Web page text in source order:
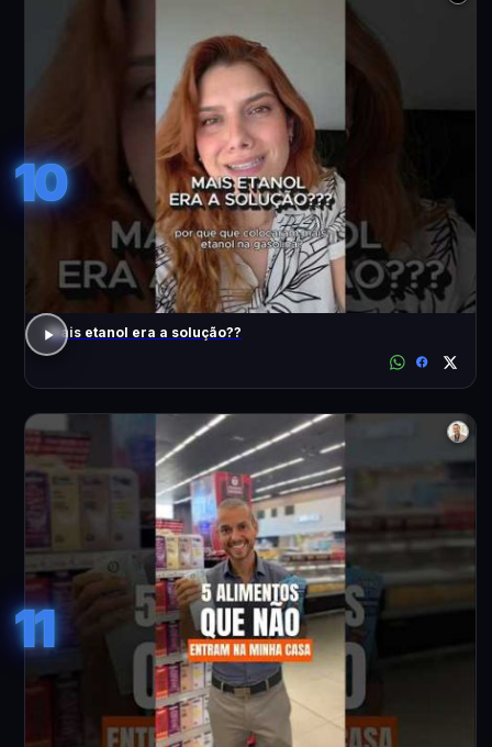
10
Mais etanol era a solução??
11